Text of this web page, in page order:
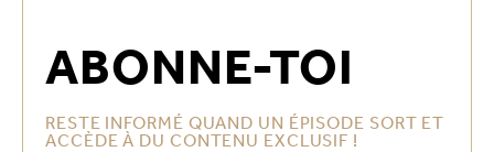
ABONNE-TOI
RESTE INFORMÉ QUAND UN ÉPISODE SORT ET
ACCÈDE À DU CONTENU EXCLUSIF !